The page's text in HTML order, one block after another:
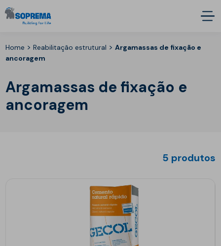
Home >Reabilitação estrutural >Argamassas de fixação e
ancoragem
Argamassas de fixação e
ancoragem
5 produtos